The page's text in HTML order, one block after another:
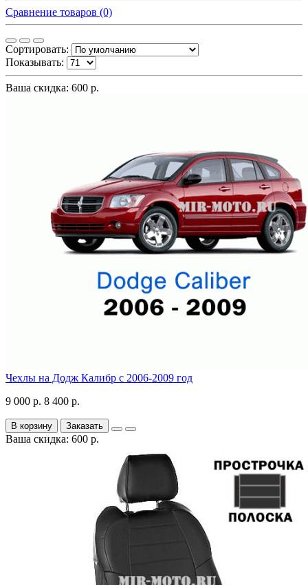
Сравнение товаров (0)
Сортировать:
Показывать:
Ваша скидка: 600 р.
Чехлы на Додж Калибр с 2006-2009 год
9 000 р. 8 400 р.
В корзину Заказать
Ваша скидка: 600 р.